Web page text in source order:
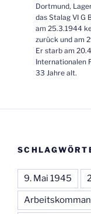
Dortmund,
das Stalag VI G
am 25.3.1944
zurück und am
Er starb am
Internationalen
33 Jahre alt.
9. Mai 1945